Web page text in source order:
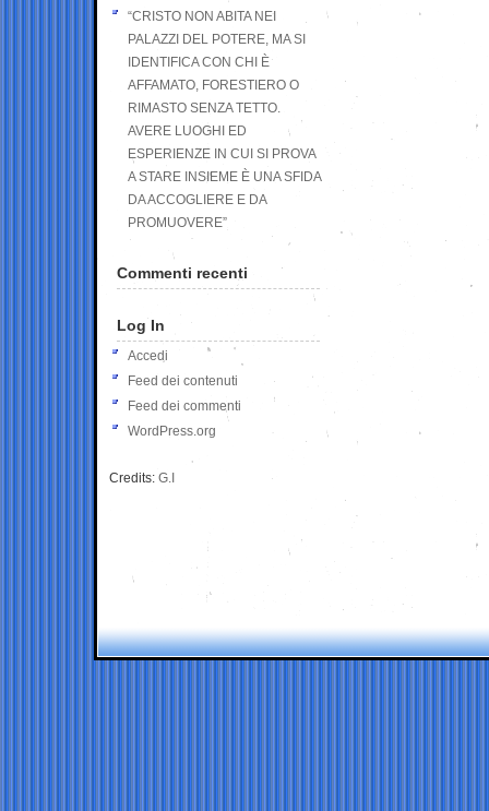
“CRISTO NON ABITA NEI
PALAZZI DEL POTERE, MA SI
IDENTIFICA CON CHI È
AFFAMATO, FORESTIERO O
RIMASTO SENZA TETTO.
AVERE LUOGHI ED
ESPERIENZE IN CUI SI PROVA
A STARE INSIEME È UNA SFIDA
DA ACCOGLIERE E DA
PROMUOVERE”
Commenti recenti
Log In
Accedi
Feed dei contenuti
Feed dei commenti
WordPress.org
Credits: G.I